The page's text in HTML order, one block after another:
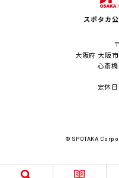
スポタカ
大阪府 大阪
心斎
定休
© SPOTAKA